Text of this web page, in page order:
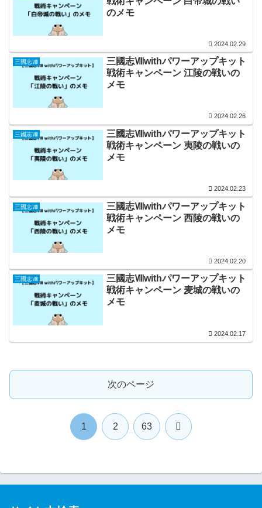
のメモ
2024.02.29
三國志Ⅷ
三國志Ⅷwithパワーアップキット
戦術キャンペーン 江陵の戦いの
メモ
2024.02.26
三國志Ⅷ
三國志Ⅷwithパワーアップキット
戦術キャンペーン 夷陵の戦いの
メモ
2024.02.23
三國志Ⅷ
三國志Ⅷwithパワーアップキット
戦術キャンペーン 西陵の戦いの
メモ
2024.02.20
三國志Ⅷ
三國志Ⅷwithパワーアップキット
戦術キャンペーン 麦城の戦いの
メモ
2024.02.17
次のページ
1 2 63 次